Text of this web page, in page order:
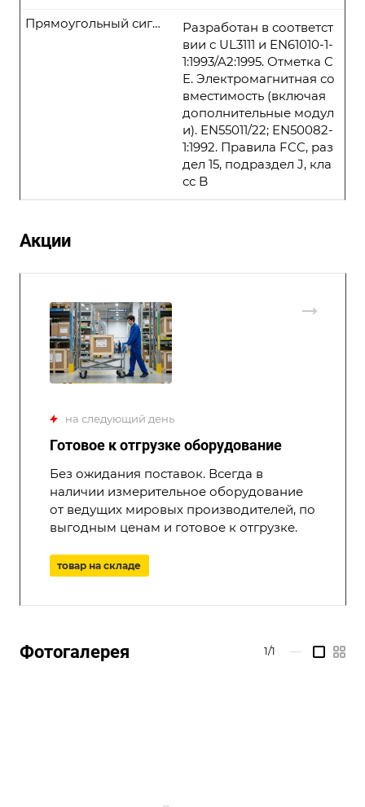
Разработан в соответст
вии с UL3111 и EN61010-1-
1:1993/A2:1995. Отметка C
E. Электромагнитная со
вместимость (включая
дополнительные модул
и). EN55011/22; EN50082-
1:1992. Правила FCC, раз
дел 15, подраздел J, кла
сс B
Прямоугольный сигнал
Акции
на следующий день
Готовое к отгрузке оборудование
Без ожидания поставок. Всегда в
наличии измерительное оборудование
от ведущих мировых производителей, по
выгодным ценам и готовое к отгрузке.
товар на складе
Фотогалерея 1/1 —